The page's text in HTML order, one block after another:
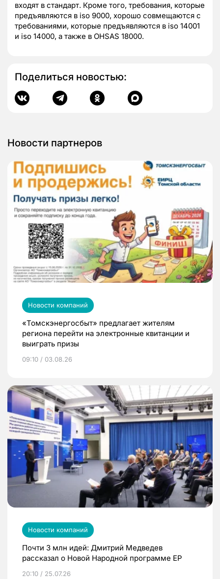
входят в стандарт. Кроме того, требования, которые
предъявляются в iso 9000, хорошо совмещаются с
требованиями, которые предъявляются в iso 14001
и iso 14000, а также в OHSAS 18000.
Поделиться новостью:
Новости партнеров
Новости компаний
«Томскэнергосбыт» предлагает жителям
региона перейти на электронные квитанции и
выиграть призы
09:10 / 03.08.26
Новости компаний
Почти 3 млн идей: Дмитрий Медведев
рассказал о Новой Народной программе ЕР
20:10 / 25.07.26